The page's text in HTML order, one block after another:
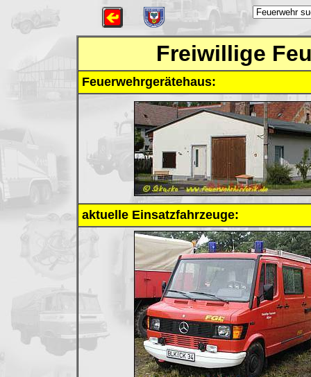
Freiwillige
Feuerwehrgerätehaus:
aktuelle Einsatzfahrzeuge: